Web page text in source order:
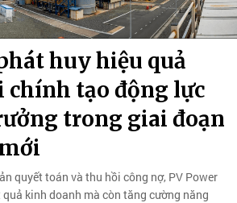
huy hiệu quả
chính tạo động lực
trong giai đoạn
quyết toán và thu hồi công nợ, PV Power
kinh doanh mà còn tăng cường năng